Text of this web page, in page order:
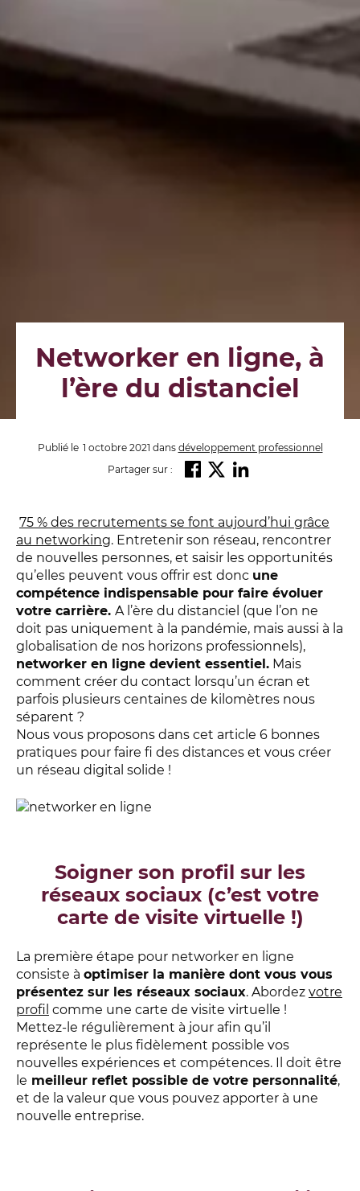
Networker en ligne, à
l’ère du distanciel
Publié le 1 octobre 2021 dans développement professionnel
Partager sur :
75 % des recrutements se font aujourd’hui grâce
au networking. Entretenir son réseau, rencontrer
de nouvelles personnes, et saisir les opportunités
qu’elles peuvent vous offrir est donc une
compétence indispensable pour faire évoluer
votre carrière. A l’ère du distanciel (que l’on ne
doit pas uniquement à la pandémie, mais aussi à la
globalisation de nos horizons professionnels),
networker en ligne devient essentiel. Mais
comment créer du contact lorsqu’un écran et
parfois plusieurs centaines de kilomètres nous
séparent ?
Nous vous proposons dans cet article 6 bonnes
pratiques pour faire fi des distances et vous créer
un réseau digital solide !
Soigner son profil sur les
réseaux sociaux (c’est votre
carte de visite virtuelle !)
La première étape pour networker en ligne
consiste à optimiser la manière dont vous vous
présentez sur les réseaux sociaux. Abordez votre
profil comme une carte de visite virtuelle !
Mettez-le régulièrement à jour afin qu’il
représente le plus fidèlement possible vos
nouvelles expériences et compétences. Il doit être
le meilleur reflet possible de votre personnalité,
et de la valeur que vous pouvez apporter à une
nouvelle entreprise.